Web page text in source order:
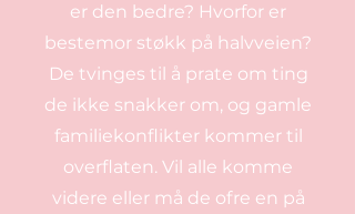
er den bedre? Hvorfor er
bestemor støkk på halvveien?
De tvinges til å prate om ting
de ikke snakker om, og gamle
familiekonflikter kommer til
overflaten. Vil alle komme
videre eller må de ofre en på